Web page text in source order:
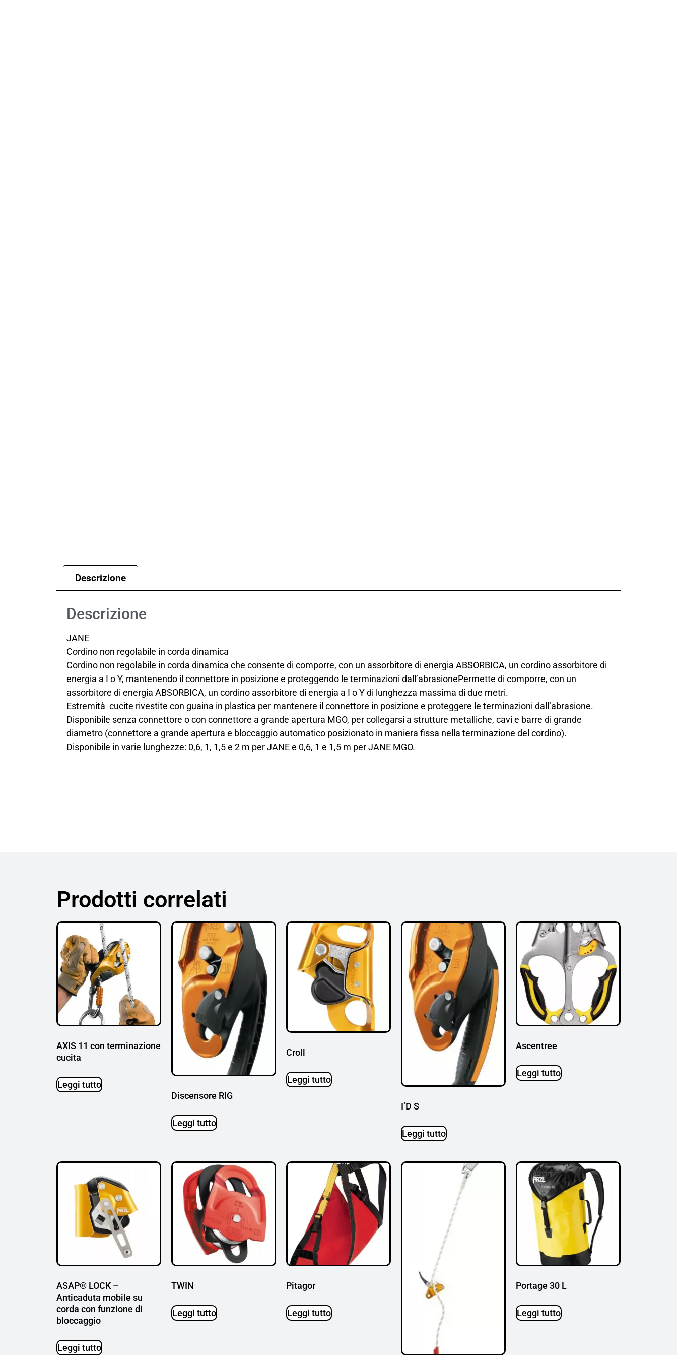
Descrizione
Descrizione
JANE
Cordino non regolabile in corda dinamica
Cordino non regolabile in corda dinamica che consente di comporre, con un assorbitore di energia ABSORBICA, un cordino assorbitore di
energia a I o Y, mantenendo il connettore in posizione e proteggendo le terminazioni dall’abrasionePermette di comporre, con un
assorbitore di energia ABSORBICA, un cordino assorbitore di energia a I o Y di lunghezza massima di due metri.
Estremità cucite rivestite con guaina in plastica per mantenere il connettore in posizione e proteggere le terminazioni dall’abrasione.
Disponibile senza connettore o con connettore a grande apertura MGO, per collegarsi a strutture metalliche, cavi e barre di grande
diametro (connettore a grande apertura e bloccaggio automatico posizionato in maniera fissa nella terminazione del cordino).
Disponibile in varie lunghezze: 0,6, 1, 1,5 e 2 m per JANE e 0,6, 1 e 1,5 m per JANE MGO.
Prodotti correlati
AXIS 11 con terminazione
cucita
Leggi tutto
Discensore RIG
Leggi tutto
Croll
Leggi tutto
I’D S
Leggi tutto
Ascentree
Leggi tutto
ASAP® LOCK –
Anticaduta mobile su
corda con funzione di
bloccaggio
Leggi tutto
TWIN
Leggi tutto
Pitagor
Leggi tutto
Portage 30 L
Leggi tutto